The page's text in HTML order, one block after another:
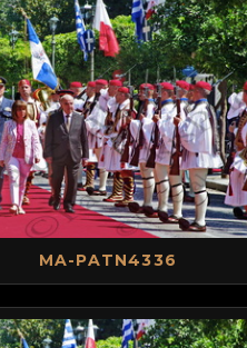
MA-PATN4336